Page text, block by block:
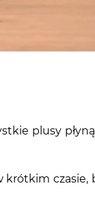
plusy
czasie,